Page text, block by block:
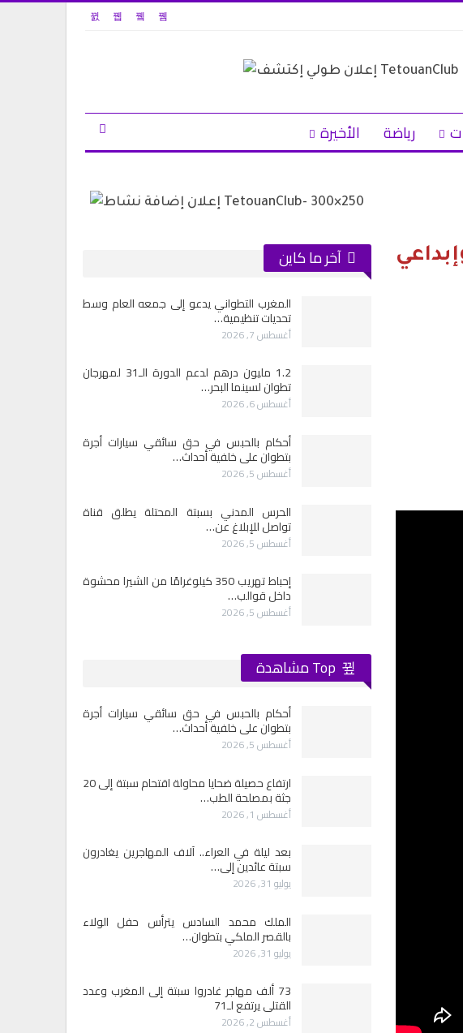
رياضة الأخيرة
آخر ما كاين
المغرب التطواني يدعو إلى جمعه العام وسط
تحديات تنظيمية…
أغسطس 7, 2026
1.2 مليون درهم لدعم الدورة الـ31 لمهرجان
تطوان لسينما البحر…
أغسطس 6, 2026
أحكام بالحبس في حق سائقي سيارات أجرة
بتطوان على خلفية أحداث…
أغسطس 5, 2026
الحرس المدني بسبتة المحتلة يطلق قناة
تواصل للإبلاغ عن…
أغسطس 5, 2026
إحباط تهريب 350 كيلوغرامًا من الشيرا محشوة
داخل قوالب…
أغسطس 5, 2026
أحكام بالحبس في حق سائقي سيارات أجرة
بتطوان على خلفية أحداث…
أغسطس 5, 2026
ارتفاع حصيلة ضحايا محاولة اقتحام سبتة إلى 20
جثة بمصلحة الطب…
أغسطس 1, 2026
بعد ليلة في العراء.. آلاف المهاجرين يغادرون
سبتة عائدين إلى…
يوليو 31, 2026
الملك محمد السادس يترأس حفل الولاء
بالقصر الملكي بتطوان…
يوليو 31, 2026
73 ألف مهاجر غادروا سبتة إلى المغرب وعدد
القتلى يرتفع لـ71
أغسطس 2, 2026